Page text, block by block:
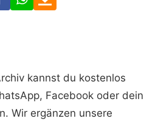
kannst du kostenlos
Facebook oder dein
Wir ergänzen unsere